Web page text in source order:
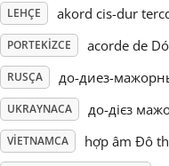
简体中文
繁體中文
LEHÇE akord cis-dur
PORTEKIZCE acorde de
RUSÇA до-диез-
UKRAYNACA до-дієз
VIETNAMCA hợp âm Đô